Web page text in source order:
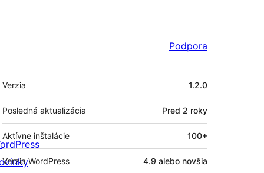
Podpora
Meta
Verzia 1.2.0
Posledná aktualizácia Pred 2 roky
Aktívne inštalácie 100+
Verzia WordPress 4.9 alebo novšia